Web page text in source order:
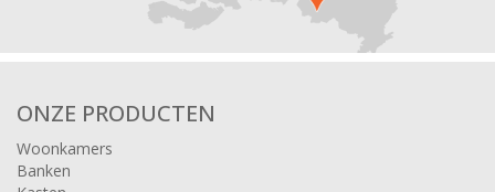
ONZE PRODUCTEN
Woonkamers
Banken